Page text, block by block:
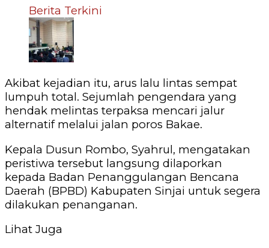
Berita Terkini
‎Akibat kejadian itu, arus lalu lintas sempat
lumpuh total. Sejumlah pengendara yang
hendak melintas terpaksa mencari jalur
alternatif melalui jalan poros Bakae.
‎Kepala Dusun Rombo, Syahrul, mengatakan
peristiwa tersebut langsung dilaporkan
kepada Badan Penanggulangan Bencana
Daerah (BPBD) Kabupaten Sinjai untuk segera
dilakukan penanganan.
Lihat Juga